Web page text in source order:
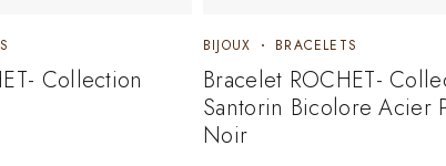
Collection
BIJOUX BRACELETS
Bracelet ROCHET-
Santorin Bicolore Acier
Noir